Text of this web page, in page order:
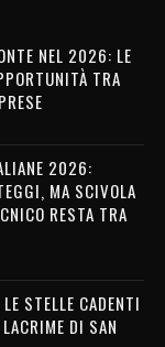
NEL 2026: LE
TRA
2026:
MA SCIVOLA
RESTA TRA
STELLE CADENTI
DI SAN